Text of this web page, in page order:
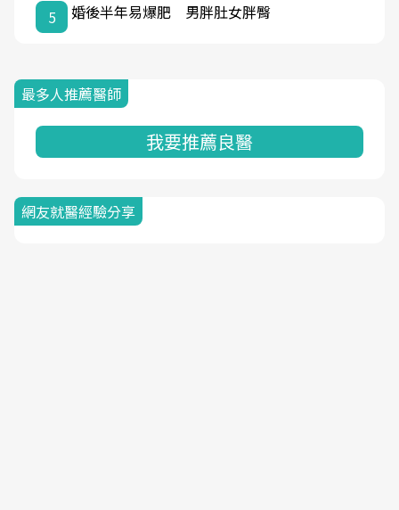
5 婚後半年易爆肥 男胖肚女胖臀
最多人推薦醫師
我要推薦良醫
網友就醫經驗分享